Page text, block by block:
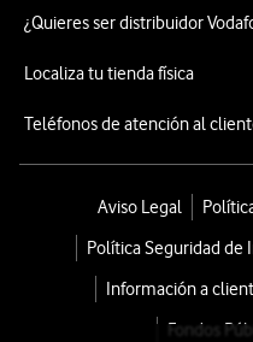
¿Quieres ser distribuidor
Localiza tu tienda física
Teléfonos de atención al
Aviso Legal
Política Seguridad de
Información a
Fondos